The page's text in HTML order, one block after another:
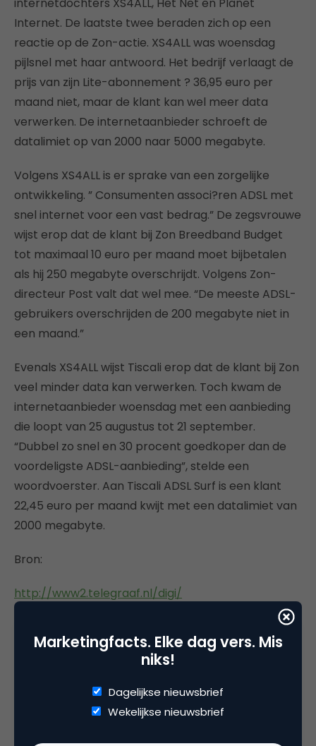
Internet. De laatste twee beraden zich op een
reactie op de Zon-actie. XS4ALL was woensdag
pijlsnel met haar antwoord. Het bedrijf verlaagt de
prijs van zijn Lite-abonnement ? 36,95 euro per
maand niet, maar de klant kan wel meer data
verwerken. De internetaanbieder schroeft de
datalimiet op van 2000 naar 5000 megabyte.
Volgens XS4ALL is er sprake van een zorgelijke
ontwikkeling. ” Consumenten associ?ren ADSL met
snel internet voor een vast bedrag.” De zegsvrouwe
wijst erop dat de klant bij Zon Breedband Budget
tot maximaal 10 euro per maand moet bijbetalen
als hij 250 megabyte overschrijdt. Volgens Zon-
directeur Post valt dat wel mee. “De meeste ADSL-
gebruikers overschrijden de 200 megabyte niet in
een maand.”
Evenals XS4ALL wijst Tiscali erop dat de klant bij Zon
veel minder data kan verwerken. Toch kwam de
internetaanbieder woensdag met een aanbieding
die loopt van 25 augustus tot 21 september.
“Dubbel zo snel en 30 procent goedkoper dan de
voordeligste ADSL-aanbieding”, stelde een
woordvoerster. Aan Tiscali ADSL Surf is een klant
22,45 euro per maand kwijt met een datalimiet van
2000 megabyte.
Bron:
http://www2.telegraaf.nl/digi/
Marketingfacts. Elke dag vers. Mis
niks!
Dagelijkse nieuwsbrief
Wekelijkse nieuwsbrief